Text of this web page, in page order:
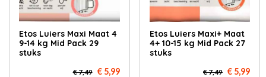
Etos Luiers Maxi Maat 4
9-14 kg Mid Pack 29
stuks
€ 7,49 € 5,99
Etos Luiers Maxi+ Maat
4+ 10-15 kg Mid Pack 27
stuks
€ 7,49 € 5,99